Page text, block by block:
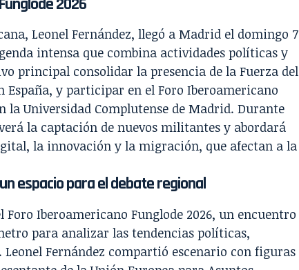
2026
Leonel Fernández, llegó a Madrid el domingo 7
intensa que combina actividades políticas y
principal consolidar la presencia de la Fuerza del
España, y participar en el Foro Iberoamericano
la Universidad Complutense de Madrid. Durante
la captación de nuevos militantes y abordará
la innovación y la migración, que afectan a la
espacio para el debate regional
Iberoamericano Funglode 2026, un encuentro
para analizar las tendencias políticas,
Fernández compartió escenario con figuras